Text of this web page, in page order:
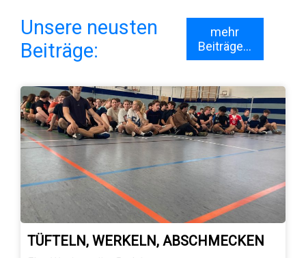
Unsere neusten
Beiträge:
mehr
Beiträge...
TÜFTELN, WERKELN, ABSCHMECKEN